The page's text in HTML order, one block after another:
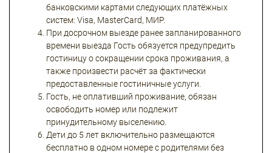
банковскими картами следующих платёжных
систем: Visa, MasterCard, МИР.
При досрочном выезде ранее запланированного
времени выезда Гость обязуется предупредить
гостиницу о сокращении срока проживания, а
также произвести расчёт за фактически
предоставленные гостиничные услуги.
Гость, не оплативший проживание, обязан
освободить номер или подлежит
принудительному выселению.
Дети до 5 лет включительно размещаются
бесплатно в одном номере с родителями без